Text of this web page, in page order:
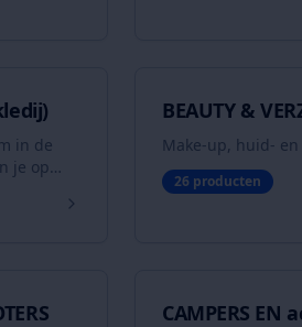
in de
je op
BEAUTY &
Make-up, huid-
26 producten
CAMPERS EN